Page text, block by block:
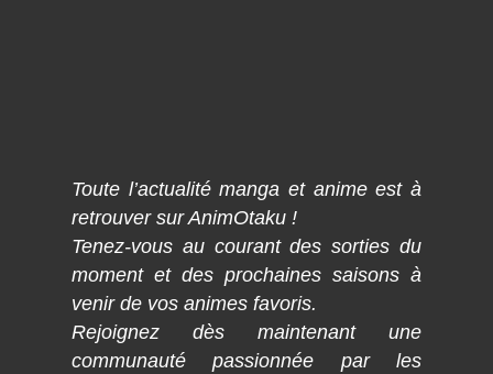
Toute l’actualité manga et anime est à
retrouver sur AnimOtaku !
Tenez-vous au courant des sorties du
moment et des prochaines saisons à
venir de vos animes favoris.
Rejoignez dès maintenant une
communauté passionnée par les